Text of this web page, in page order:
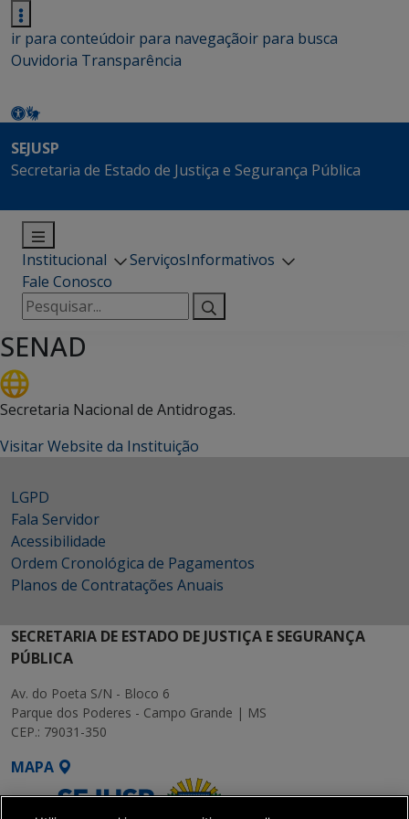
ir para conteúdoir para navegaçãoir para busca
Ouvidoria Transparência
SEJUSP
Secretaria de Estado de Justiça e Segurança Pública
Institucional ServiçosInformativos
Fale Conosco
Pesquisar
por:
SENAD
Secretaria Nacional de Antidrogas.
Visitar Website da Instituição
LGPD
Fala Servidor
Acessibilidade
Ordem Cronológica de Pagamentos
Planos de Contratações Anuais
SECRETARIA DE ESTADO DE JUSTIÇA E SEGURANÇA
PÚBLICA
Av. do Poeta S/N - Bloco 6
Parque dos Poderes - Campo Grande | MS
CEP.: 79031-350
MAPA